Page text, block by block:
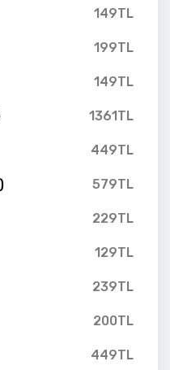
149TL
199TL
149TL
1361TL
449TL
579TL
229TL
129TL
239TL
200TL
449TL